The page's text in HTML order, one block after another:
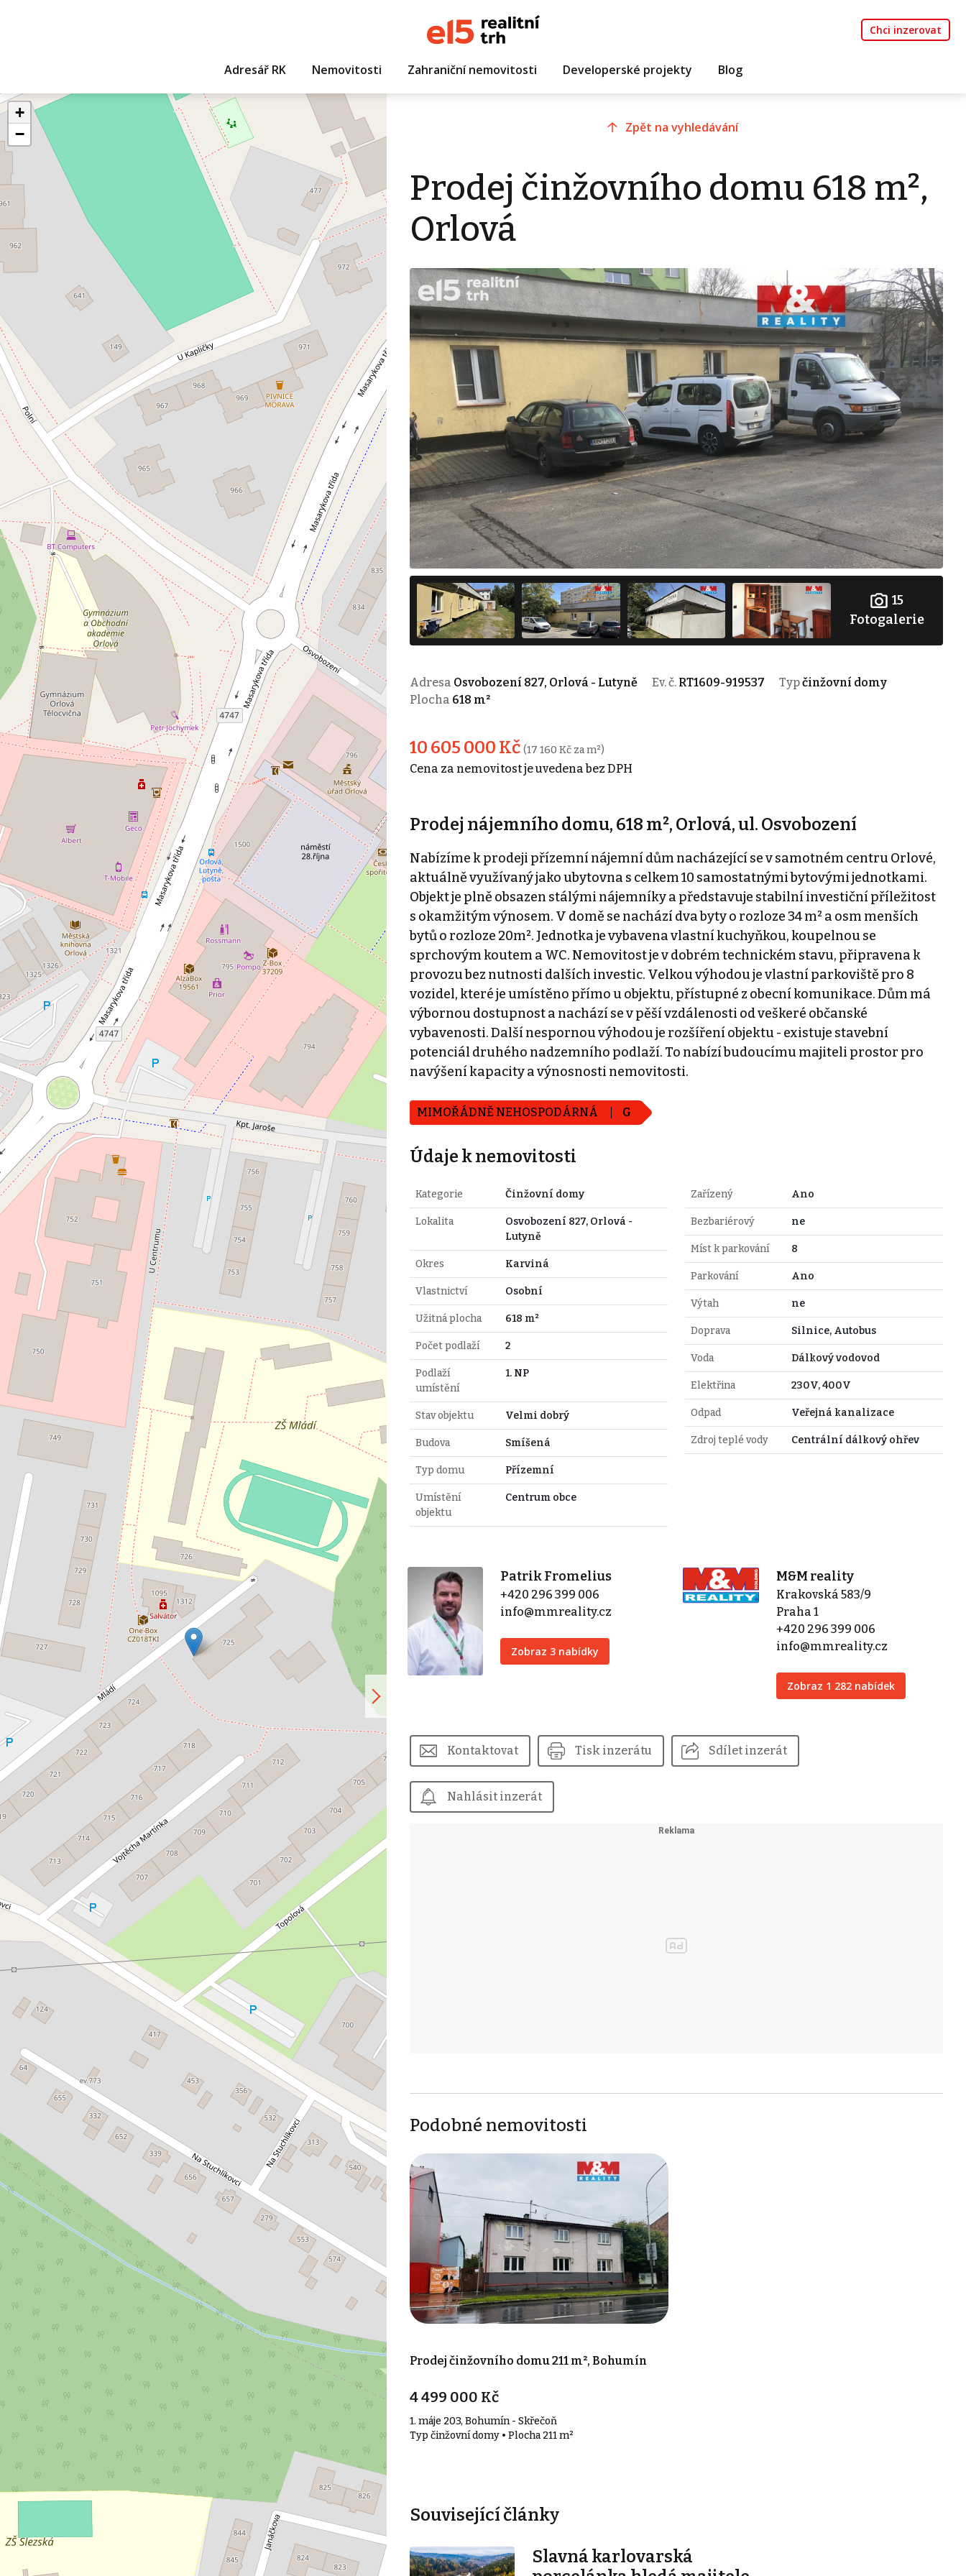
Chci inzerovat
Adresář RK Nemovitosti Zahraniční nemovitosti Developerské projekty Blog
+
−
Zpět na vyhledávání
Prodej činžovního domu 618 m²,
Orlová
15
Fotogalerie
Adresa Osvobození 827, Orlová - Lutyně Ev. č. RT1609-919537 Typčinžovní domy
Plocha 618 m²
10 605 000 Kč (17 160 Kč za m²)
Cena za nemovitost je uvedena bez DPH
Prodej nájemního domu, 618 m², Orlová, ul. Osvobození
Nabízíme k prodeji přízemní nájemní dům nacházející se v samotném centru Orlové,
aktuálně využívaný jako ubytovna s celkem 10 samostatnými bytovými jednotkami.
Objekt je plně obsazen stálými nájemníky a představuje stabilní investiční příležitost
s okamžitým výnosem. V domě se nachází dva byty o rozloze 34 m² a osm menších
bytů o rozloze 20m². Jednotka je vybavena vlastní kuchyňkou, koupelnou se
sprchovým koutem a WC. Nemovitost je v dobrém technickém stavu, připravena k
provozu bez nutnosti dalších investic. Velkou výhodou je vlastní parkoviště pro 8
vozidel, které je umístěno přímo u objektu, přístupné z obecní komunikace. Dům má
výbornou dostupnost a nachází se v pěší vzdálenosti od veškeré občanské
vybavenosti. Další nespornou výhodou je rozšíření objektu - existuje stavební
potenciál druhého nadzemního podlaží. To nabízí budoucímu majiteli prostor pro
navýšení kapacity a výnosnosti nemovitosti.
MIMOŘÁDNĚ NEHOSPODÁRNÁ G
Údaje k nemovitosti
Kategorie Činžovní domy
Lokalita
Osvobození 827, Orlová -
Lutyně
Okres Karviná
Vlastnictví Osobní
Užitná plocha 618 m²
Počet podlaží 2
Podlaží
umístění
1. NP
Stav objektu Velmi dobrý
Budova Smíšená
Typ domu Přízemní
Umístění
objektu
Centrum obce
Zařízený Ano
Bezbariérový ne
Míst k parkování 8
Parkování Ano
Výtah ne
Doprava Silnice, Autobus
Voda Dálkový vodovod
Elektřina 230V, 400V
Odpad Veřejná kanalizace
Zdroj teplé vody Centrální dálkový ohřev
Patrik Fromelius
+420 296 399 006
info@mmreality.cz
Zobraz 3 nabídky
M&M reality
Krakovská 583/9
Praha 1
+420 296 399 006
info@mmreality.cz
Zobraz 1 282 nabídek
Kontaktovat Tisk inzerátu Sdílet inzerát
Nahlásit inzerát
Podobné nemovitosti
Prodej činžovního domu 211 m², Bohumín
4 499 000 Kč
1. máje 203, Bohumín - Skřečoň
Typ činžovní domy • Plocha 211 m²
Související články
Slavná karlovarská